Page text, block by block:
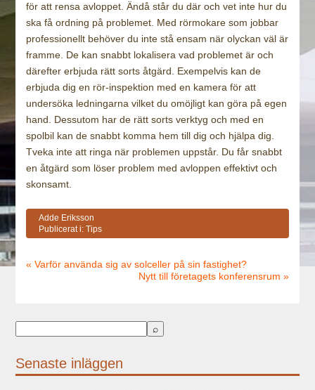
för att rensa avloppet. Ändå står du där och vet inte hur du
ska få ordning på problemet. Med rörmokare som jobbar
professionellt behöver du inte stå ensam när olyckan väl är
framme. De kan snabbt lokalisera vad problemet är och
därefter erbjuda rätt sorts åtgärd. Exempelvis kan de
erbjuda dig en rör-inspektion med en kamera för att
undersöka ledningarna vilket du omöjligt kan göra på egen
hand. Dessutom har de rätt sorts verktyg och med en
spolbil kan de snabbt komma hem till dig och hjälpa dig.
Tveka inte att ringa när problemen uppstår. Du får snabbt
en åtgärd som löser problem med avloppen effektivt och
skonsamt.
Adde Eriksson
Publicerat i:
Tips
« Varför använda sig av solceller på sin fastighet?
Nytt till företagets konferensrum »
Senaste inläggen